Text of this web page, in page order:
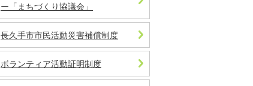
ー「まちづくり協議会」
長久手市市民活動災害補償制度
ボランティア活動証明制度